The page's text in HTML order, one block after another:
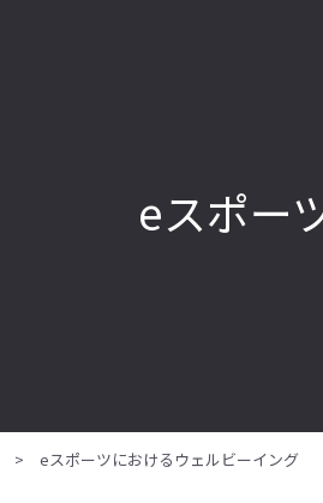
eスポー
eスポーツにおけるウェルビーイング